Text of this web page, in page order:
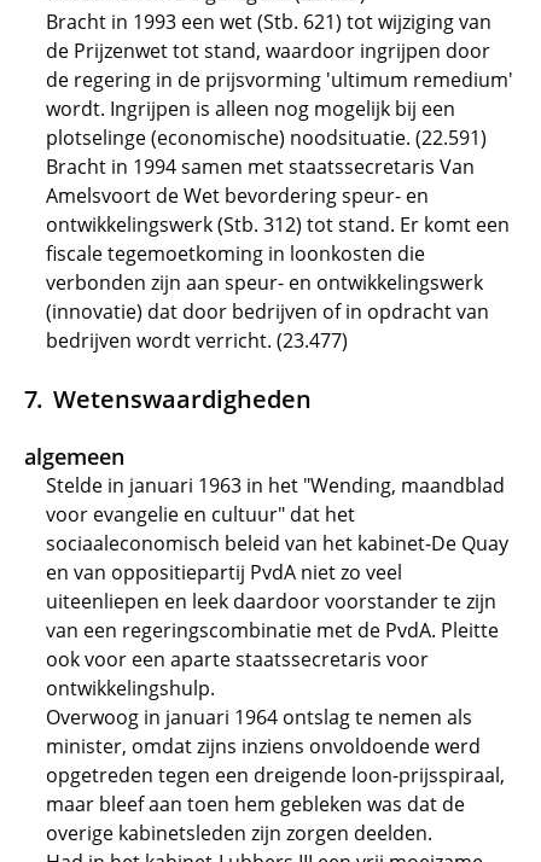
Bracht in 1993 een wet (Stb. 621) tot wijziging van
de Prijzenwet tot stand, waardoor ingrijpen door
de regering in de prijsvorming 'ultimum remedium'
wordt. Ingrijpen is alleen nog mogelijk bij een
plotselinge (economische) noodsituatie. (22.591)
Bracht in 1994 samen met staatssecretaris Van
Amelsvoort de Wet bevordering speur- en
ontwikkelingswerk (Stb. 312) tot stand. Er komt een
fiscale tegemoetkoming in loonkosten die
verbonden zijn aan speur- en ontwikkelingswerk
(innovatie) dat door bedrijven of in opdracht van
bedrijven wordt verricht. (23.477)
Wetenswaardigheden
algemeen
Stelde in januari 1963 in het "Wending, maandblad
voor evangelie en cultuur" dat het
sociaaleconomisch beleid van het kabinet-De Quay
en van oppositiepartij PvdA niet zo veel
uiteenliepen en leek daardoor voorstander te zijn
van een regeringscombinatie met de PvdA. Pleitte
ook voor een aparte staatssecretaris voor
ontwikkelingshulp.
Overwoog in januari 1964 ontslag te nemen als
minister, omdat zijns inziens onvoldoende werd
opgetreden tegen een dreigende loon-prijsspiraal,
maar bleef aan toen hem gebleken was dat de
overige kabinetsleden zijn zorgen deelden.